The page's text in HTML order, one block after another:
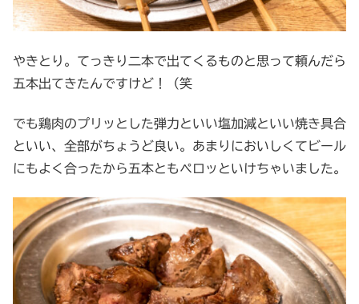
やきとり。てっきり二本で出てくるものと思って頼んだら
五本出てきたんですけど！（笑
でも鶏肉のプリッとした弾力といい塩加減といい焼き具合
といい、全部がちょうど良い。あまりにおいしくてビール
にもよく合ったから五本ともペロッといけちゃいました。